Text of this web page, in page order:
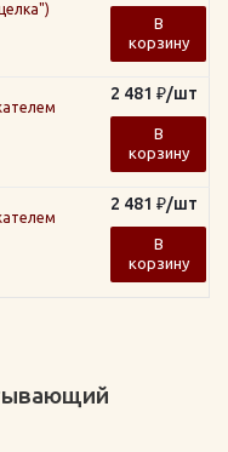
В
корзину
2 481 ₽/шт
В
корзину
2 481 ₽/шт
В
корзину